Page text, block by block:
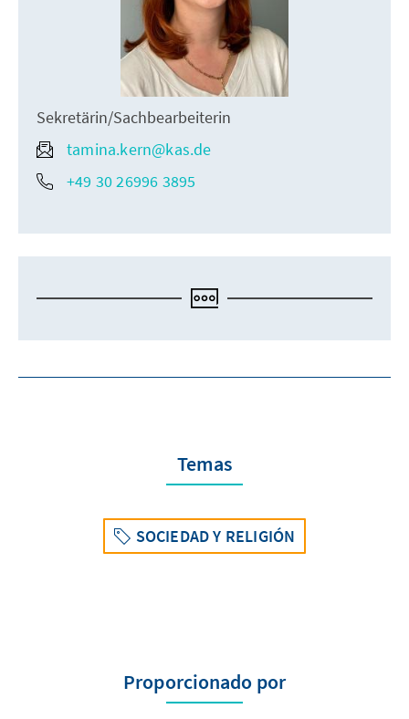
Sekretärin/Sachbearbeiterin
tamina.kern@kas.de
+49 30 26996 3895
Temas
SOCIEDAD Y RELIGIÓN
Proporcionado por